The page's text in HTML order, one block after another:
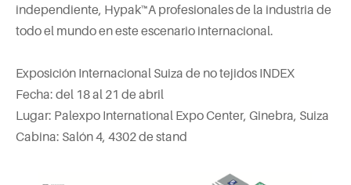
independiente, Hypak™A profesionales de la industria de
todo el mundo en este escenario internacional.
Exposición Internacional Suiza de no tejidos INDEX
Fecha: del 18 al 21 de abril
Lugar: Palexpo International Expo Center, Ginebra, Suiza
Cabina: Salón 4, 4302 de stand